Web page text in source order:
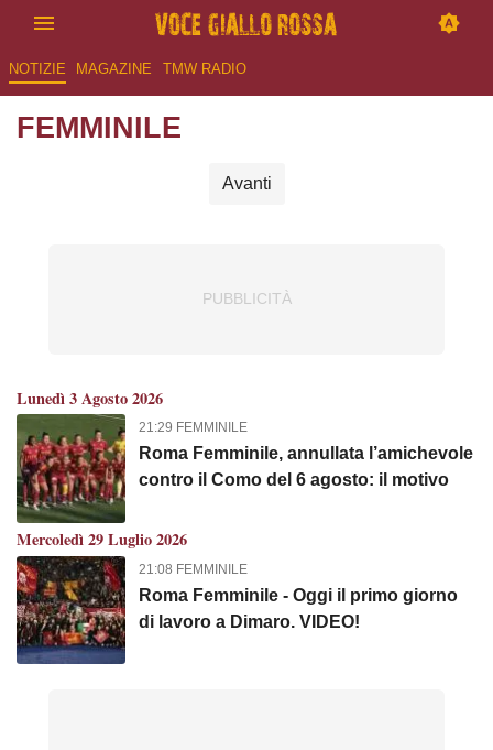
NOTIZIE MAGAZINE TMW RADIO
FEMMINILE
Avanti
Lunedì 3 Agosto 2026
21:29 FEMMINILE
Roma Femminile, annullata l’amichevole
contro il Como del 6 agosto: il motivo
Mercoledì 29 Luglio 2026
21:08 FEMMINILE
Roma Femminile - Oggi il primo giorno
di lavoro a Dimaro. VIDEO!